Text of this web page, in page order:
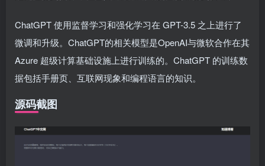
ChatGPT 使用监督学习和强化学习在 GPT-3.5 之上进行了
微调和升级。ChatGPT的相关模型是OpenAI与微软合作在其
Azure 超级计算基础设施上进行训练的。ChatGPT 的训练数
据包括手册页、互联网现象和编程语言的知识。
源码截图